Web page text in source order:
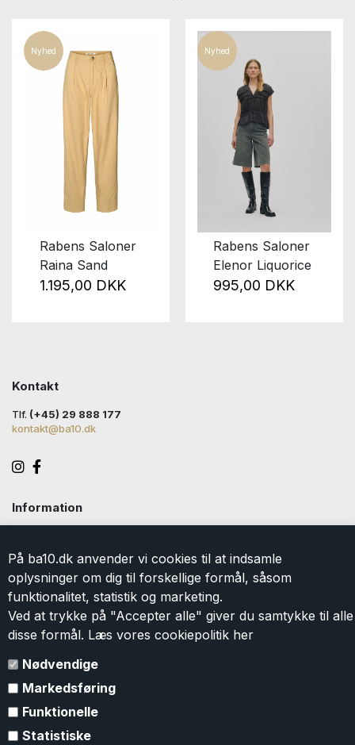
På ba10.dk anvender vi cookies til at indsamle
oplysninger om dig til forskellige formål, såsom
funktionalitet, statistik og marketing.
Ved at trykke på "Accepter alle" giver du samtykke til alle
disse formål. Læs vores cookiepolitik her
Nødvendige
Markedsføring
Funktionelle
Statistiske
Nyhed
Rabens Saloner
Raina Sand
1.195,00 DKK
Nyhed
Rabens Saloner
Elenor Liquorice
995,00 DKK
Kontakt
Tlf. (+45) 29 888 177
kontakt@ba10.dk
Information
Levering
Returlabel
Persondatapolitik
Om BA10
Gavekort
Tilmeld dig vores nyhedsbrev
Tilmeld dig vores nyhedsbrev og modtag eksklusive tilbud og